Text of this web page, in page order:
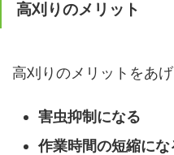
高刈りのメリット
高刈りのメリットをあげ
害虫抑制になる
作業時間の短縮にな